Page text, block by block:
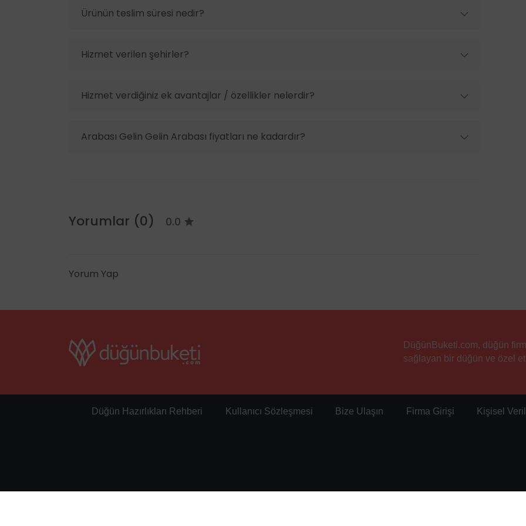
Ürünün teslim süresi nedir?
Hizmet verilen şehirler?
Hizmet verdiğiniz ek avantajlar / özellikler nelerdir?
Arabası Gelin Gelin Arabası fiyatları ne kadardır?
Yorumlar (0) 0.0
Yorum Yap
DüğünBuketi.com, düğün
sağlayan bir düğün ve özel
Düğün Hazırlıkları Rehberi Kullanıcı Sözleşmesi Bize Ulaşın Firma Girişi Kişisel